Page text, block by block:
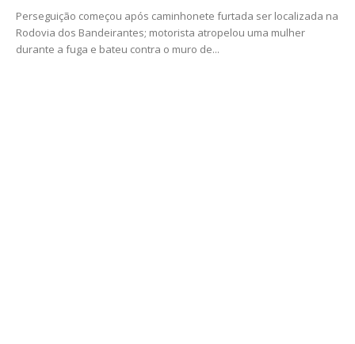
Perseguição começou após caminhonete furtada ser localizada na
Rodovia dos Bandeirantes; motorista atropelou uma mulher
durante a fuga e bateu contra o muro de...